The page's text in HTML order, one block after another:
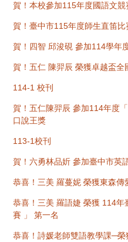
賀！本校參加115年度國語文競
賀！臺中市115年度師生直笛比
賀！四智 邱浚硯 參加114學年
賀！五仁 陳羿辰 榮獲卓越盃
114-1 校刊
賀！五仁陳羿辰 參加114年度
口說王獎
113-1校刊
賀！六勇林品妡 參加臺中市英
恭喜！三美 羅蔓妮 榮獲東森傳
恭喜！三美 羅語婕 榮獲 114
賽 」 第一名
恭喜！詩媛老師雙語教學課─榮